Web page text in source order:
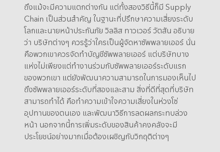
ถึงแม้จะมีความแตกต่างกัน แต่ทั้งสองวิธีนี้ก็มี Supply
Chain เป็นส่วนสำคัญ ในฐานะที่ปรึกษาความเสี่ยงระดับ
โลกและนายหน้าประกันภัย วิลลิส ทาวเวอร์ วัตสัน อธิบาย
ว่า บริษัทต่างๆ ควรรู้ว่าใครเป็นผู้จัดหาซัพพลายเออร์ นั่น
คือพวกเขาควรจัดทำบัญชีซัพพลายเออร์ แต่บริษัทบาง
แห่งไม่เพียงแต่ทำงานร่วมกับซัพพลายเออร์ระดับแรก
ของพวกเขา แต่ยังพัฒนาความสามารถในการมองเห็นไป
ถึงซัพพลายเออร์ระดับที่สองและสาม สิ่งที่ดีที่สุดที่บริษัท
สามารถทำได้ คือทำความเข้าใจความเสี่ยงในห่วงโซ่
อุปทานของตนเอง และพัฒนาวิธีการลดผลกระทบล่วง
หน้า นอกจากนี้การเพิ่มระดับของสินค้าคงคลังจะมี
ประโยชน์อย่างมากเมื่อต้องเผชิญกับวิกฤติต่างๆ